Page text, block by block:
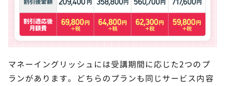
マネーイングリッシュには受講期間に応じた2つのプ
ランがあります。どちらのプランも同じサービス内容